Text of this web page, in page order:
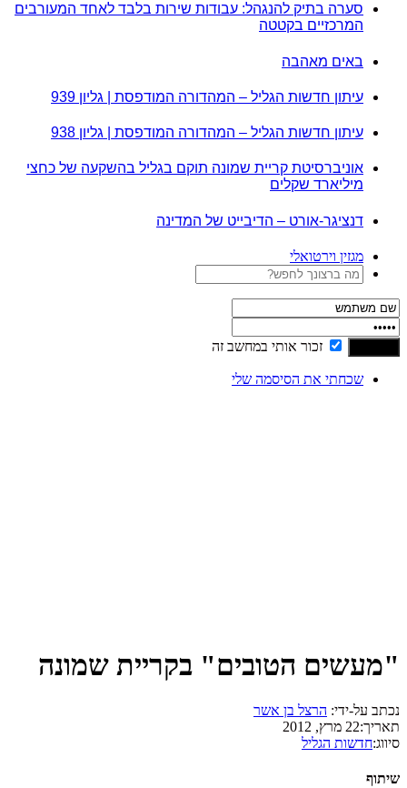
סערה בתיק להנגהל: עבודות שירות בלבד לאחד המעורבים
המרכזיים בקטטה
באים מאהבה
עיתון חדשות הגליל – המהדורה המודפסת | גליון 939
עיתון חדשות הגליל – המהדורה המודפסת | גליון 938
אוניברסיטת קריית שמונה תוקם בגליל בהשקעה של כחצי
מיליארד שקלים
דנציגר-אורט – הדיבייט של המדינה
מגזין וירטואלי
זכור אותי במחשב זה
שכחתי את הסיסמה שלי
"מעשים הטובים" בקריית שמונה
נכתב על-ידי: הרצל בן אשר
תאריך:22 מרץ, 2012
סיווג:חדשות הגליל
שיתוף